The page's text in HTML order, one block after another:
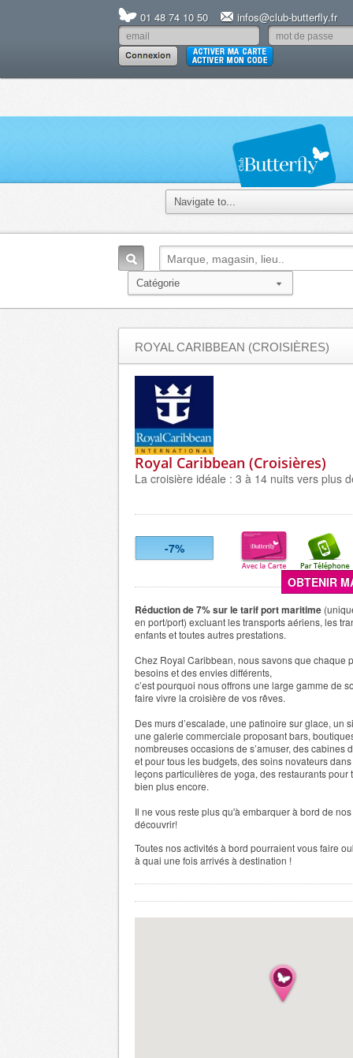
01 48 74 10 50 infos@club-butterfly.fr
ROYAL CARIBBEAN (CROISIÈRES)
Royal Caribbean (Croisières)
La croisière idéale : 3 à 14 nuits vers plus
-7%
OBTENIR
Réduction de 7% sur le tarif port maritime
en port/port) excluant les transports aériens, les
enfants et toutes autres prestations.
Chez Royal Caribbean, nous savons que chaque
besoins et des envies différents,
c’est pourquoi nous offrons une large gamme de
faire vivre la croisière de vos rêves.
Des murs d’escalade, une patinoire sur glace, un
une galerie commerciale proposant bars,
nombreuses occasions de s’amuser, des cabines
et pour tous les budgets, des soins novateurs
leçons particulières de yoga, des restaurants pour
bien plus encore.
Il ne vous reste plus qu'à embarquer à bord de
découvrir!
Toutes nos activités à bord pourraient vous faire
à quai une fois arrivés à destination !